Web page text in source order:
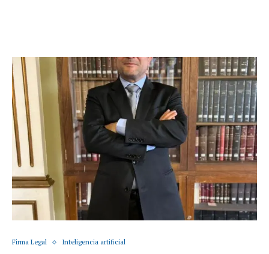
Firma Legal Inteligencia artificial